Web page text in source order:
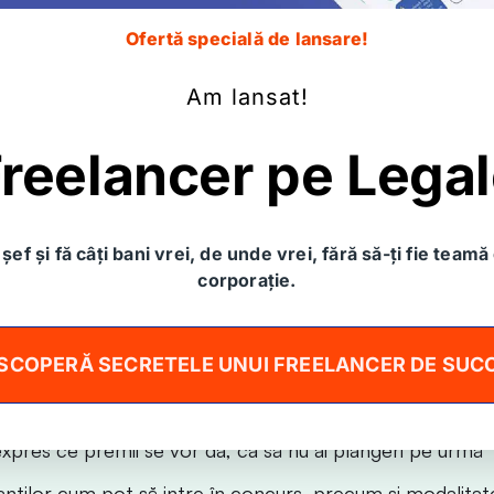
se adresează
online în deplină siguranță
de calitate este o investiție. Un concurs
de alte probleme pe viitor. Acest
conceput special pentru tine te va ajuta să:
perioada de concurs
concursului
ce premii se vor da, ca să nu ai plângeri pe urmă
Ofertă specială de lansare!
Am lansat!
pe
și fă câți bani vrei, de unde vrei, fără să-ți fie
corporație.
SECRETELE UNUI FREELANCER DE